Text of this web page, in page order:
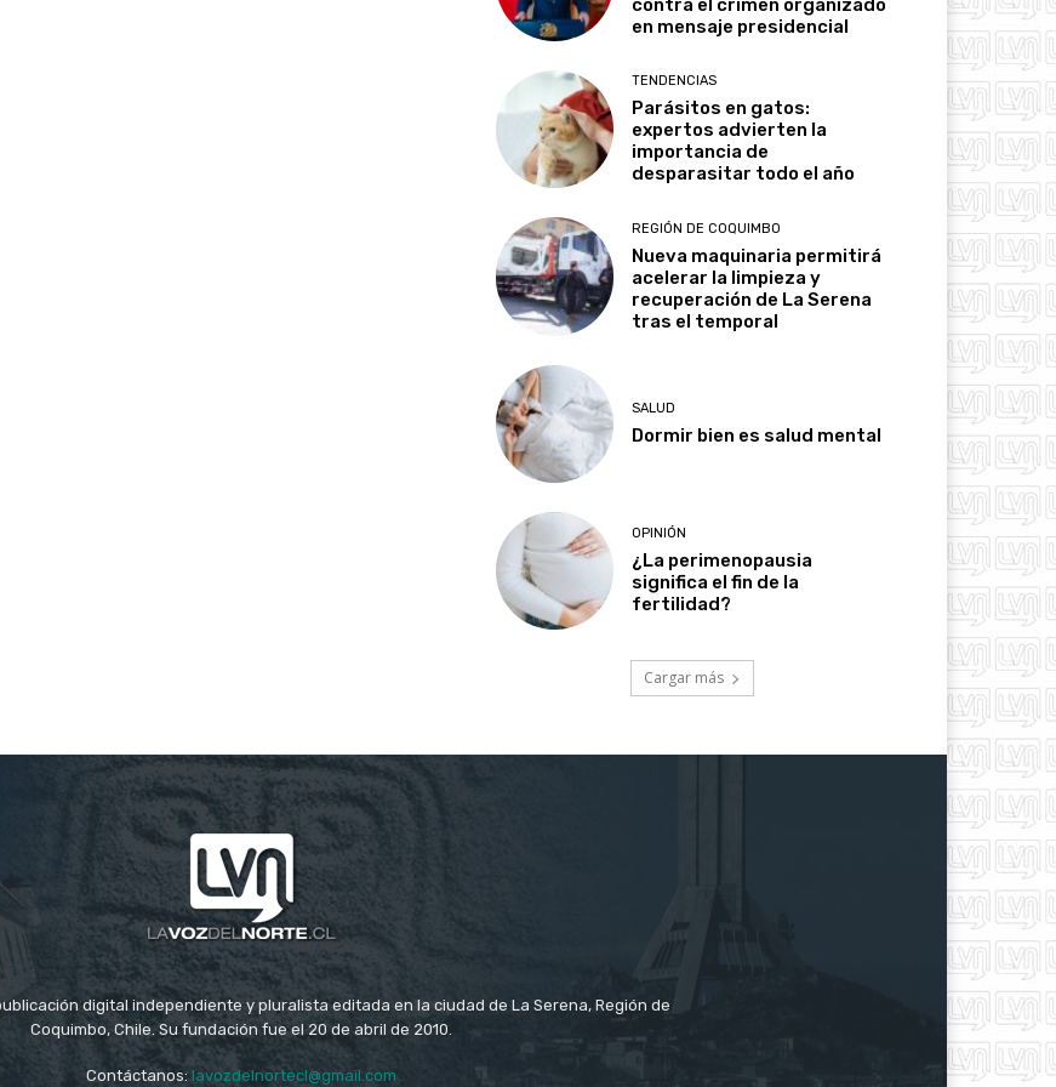
contra el crimen organizado
en mensaje presidencial
TENDENCIAS
Parásitos en gatos:
expertos advierten la
importancia de
desparasitar todo el año
REGIÓN DE COQUIMBO
Nueva maquinaria permitirá
acelerar la limpieza y
recuperación de La Serena
tras el temporal
SALUD
Dormir bien es salud mental
OPINIÓN
¿La perimenopausia
significa el fin de la
fertilidad?
Cargar más
digital independiente y pluralista editada en la ciudad de La Serena, Región de
Coquimbo, Chile. Su fundación fue el 20 de abril de 2010.
Contáctanos: lavozdelnortecl@gmail.com